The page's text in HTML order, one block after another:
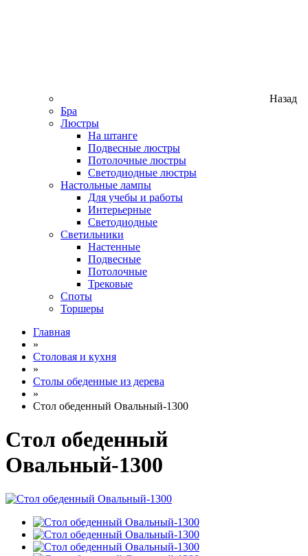
Назад
Бра
Люстры
На штанге
Подвесные люстры
Потолочные люстры
Светодиодные люстры
Настольные лампы
Для учебы и работы
Интерьерные
Светодиодные
Светильники
Настенные
Подвесные
Потолочные
Трековые
Споты
Торшеры
Главная
»
Столовая и кухня
»
Столы обеденные из дерева
»
Стол обеденный Овальный-1300
Стол обеденный
Овальный-1300